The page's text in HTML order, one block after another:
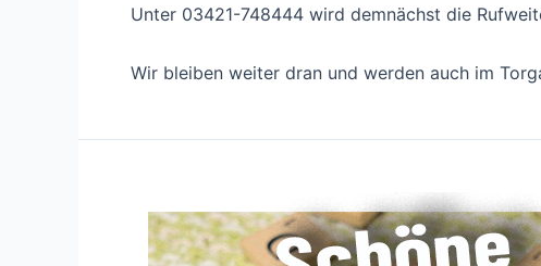
Unter 03421-748444 wird demnächst die
Wir bleiben weiter dran und werden auch im